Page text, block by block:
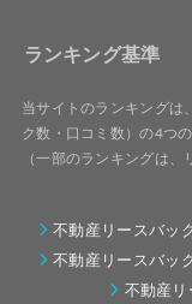
ランキング基準
当サイトのランキングは
ク数・口コミ数）の4つ
（一部のランキングは、
不動産リースバッ
不動産リースバッ
不動産